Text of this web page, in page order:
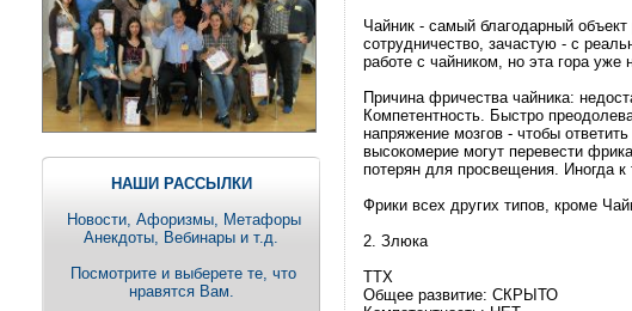
НАШИ РАССЫЛКИ
Новости, Aфоризмы, Метафоры
Анекдоты, Вебинары и т.д.
Посмотрите и выберете те, что
нравятся Вам.
Чайник - самый благодарный
сотрудничество, зачастую - с
работе с чайником, но эта гора уже
Причина фричества чайника:
Компетентность. Быстро
напряжение мозгов - чтобы
высокомерие могут перевести
потерян для просвещения. Иногда
Фрики всех других типов, кроме
2. Злюка
ТТХ
Общее развитие: СКРЫТО